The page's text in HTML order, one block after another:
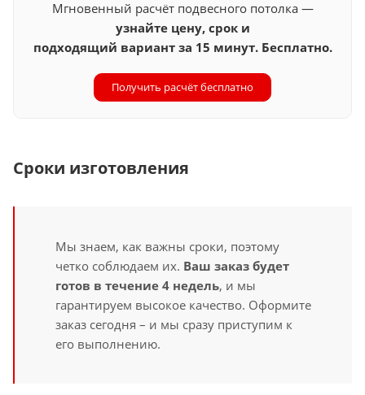
Мгновенный расчёт подвесного потолка —
узнайте цену, срок и
подходящий вариант за 15 минут. Бесплатно.
Получить расчёт бесплатно
Сроки изготовления
Мы знаем, как важны сроки, поэтому
четко соблюдаем их. Ваш заказ будет
готов в течение 4 недель, и мы
гарантируем высокое качество. Оформите
заказ сегодня – и мы сразу приступим к
его выполнению.